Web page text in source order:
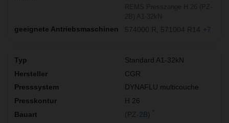
574000 R 571004 R14 +7
Standard A1-32kN
CGR
DYNAFLU multicouche
H 26
(PZ-2B)